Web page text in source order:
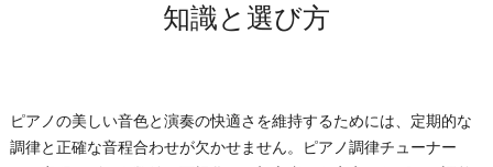
知識と選び方
ピアノの美しい音色と演奏の快適さを維持するためには、定期的な
調律と正確な音程合わせが欠かせません。ピアノ調律チューナー